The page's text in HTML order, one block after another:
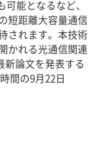
可能となるなど、
短距離大容量通信
されます。本技術
かれる光通信関連
新論文を発表する
間の9月22日